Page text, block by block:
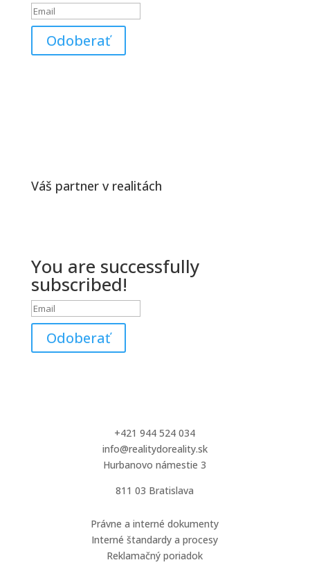
Odoberať
Váš partner v realitách
You are successfully
subscribed!
Odoberať
+421 944 524 034
info@realitydoreality.sk
Hurbanovo námestie 3
811 03 Bratislava
Právne a interné dokumenty
Interné štandardy a procesy
Reklamačný poriadok